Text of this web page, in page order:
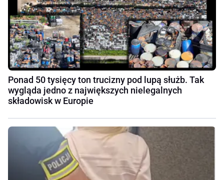
Ponad 50 tysięcy ton trucizny pod lupą służb. Tak
wygląda jedno z największych nielegalnych
składowisk w Europie